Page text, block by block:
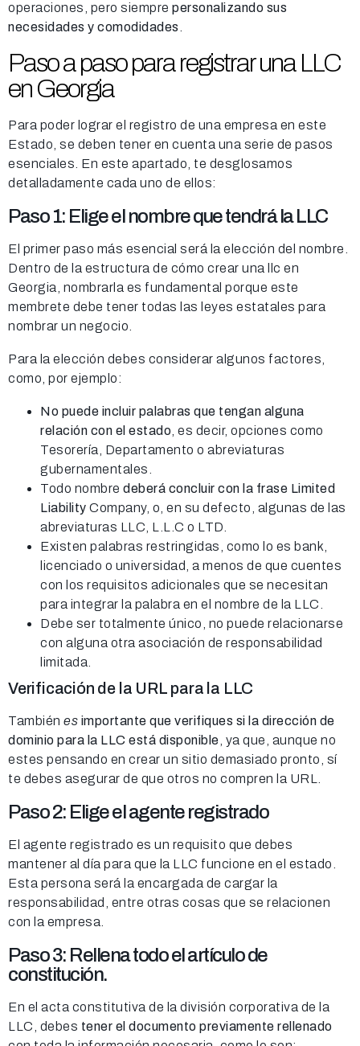
operaciones, pero siempre personalizando sus
necesidades y comodidades
Paso a paso para registrar una LLC
en Georgia
Para poder lograr el registro de una empresa en este
Estado, se deben tener en cuenta una serie de pasos
esenciales. En este apartado, te desglosamos
detalladamente cada uno de ellos:
Paso 1: Elige el nombre que tendrá la LLC
El primer paso más esencial será la elección del nombre.
Dentro de la estructura de cómo crear una llc en
Georgia, nombrarla es fundamental porque este
membrete debe tener todas las leyes estatales para
nombrar un negocio.
Para la elección debes considerar algunos factores,
como, por ejemplo:
No puede incluir palabras que tengan alguna
relación con el estado , es decir, opciones como
Tesorería, Departamento o abreviaturas
gubernamentales.
Todo nombre deberá concluir con la frase Limited
Liability Company, o, en su defecto, algunas de las
abreviaturas LLC, L.L.C o LTD.
Existen palabras restringidas, como lo es bank,
licenciado o universidad, a menos de que cuentes
con los requisitos adicionales que se necesitan
para integrar la palabra en el nombre de la LLC.
Debe ser totalmente único, no puede relacionarse
con alguna otra asociación de responsabilidad
limitada.
Verificación de la URL para la LLC
También es importante que verifiques si la dirección de
dominio para la LLC está disponible , ya que, aunque no
estes pensando en crear un sitio demasiado pronto, sí
te debes asegurar de que otros no compren la URL.
Paso 2: Elige el agente registrado
El agente registrado es un requisito que debes
mantener al día para que la LLC funcione en el estado.
Esta persona será la encargada de cargar la
responsabilidad, entre otras cosas que se relacionen
con la empresa.
Paso 3: Rellena todo el artículo de
constitución.
En el acta constitutiva de la división corporativa de la
LLC, debes tener el documento previamente rellenado